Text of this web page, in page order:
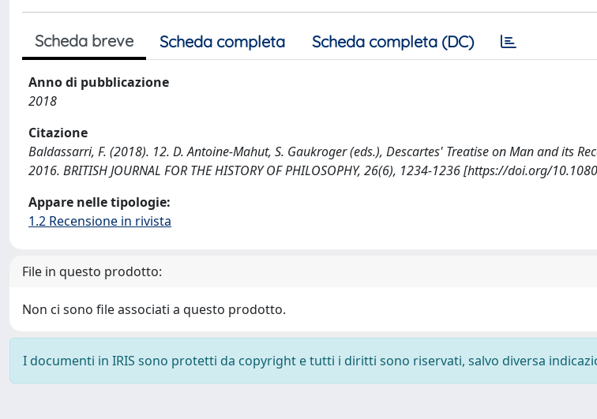
Scheda breve Scheda completa Scheda completa (DC)
Anno di pubblicazione
2018
Citazione
Baldassarri, F. (2018). 12. D. Antoine-Mahut, S. Gaukroger (eds.), Descartes' Treatise on Man and its
2016. BRITISH JOURNAL FOR THE HISTORY OF PHILOSOPHY, 26(6), 1234-1236 [https://doi.org/
Appare nelle tipologie:
1.2 Recensione in rivista
File in questo prodotto:
Non ci sono file associati a questo prodotto.
I documenti in IRIS sono protetti da copyright e tutti i diritti sono riservati, salvo diversa